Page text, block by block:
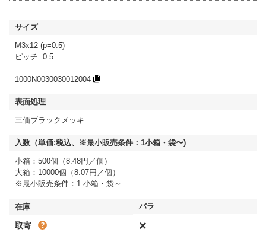
M3x12 (p=0.5)
ピッチ=0.5
1000N0030030012004
三価ブラックメッキ
小箱：500個（8.48円／個）
大箱：10000個（8.07円／個）
※最小販売条件：1 小箱・袋～
取寄 ×